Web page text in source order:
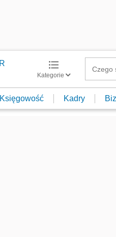
Kategorie
Księgowość Kadry